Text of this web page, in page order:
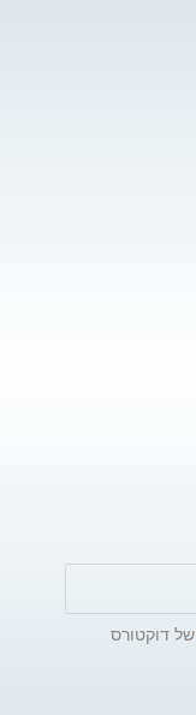
של דוקטורס